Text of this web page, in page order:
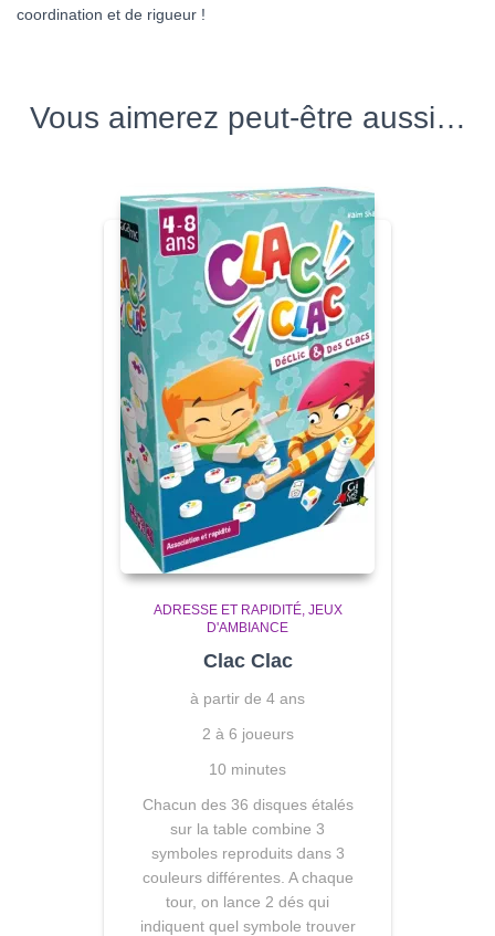
coordination et de rigueur !
Vous aimerez peut-être aussi…
ADRESSE ET RAPIDITÉ JEUX
D'AMBIANCE
Clac Clac
à partir de 4 ans
2 à 6 joueurs
10 minutes
Chacun des 36 disques étalés
sur la table combine 3
symboles reproduits dans 3
couleurs différentes. A chaque
tour, on lance 2 dés qui
indiquent quel symbole trouver